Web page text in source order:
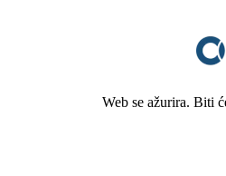
Web se ažurira. Biti